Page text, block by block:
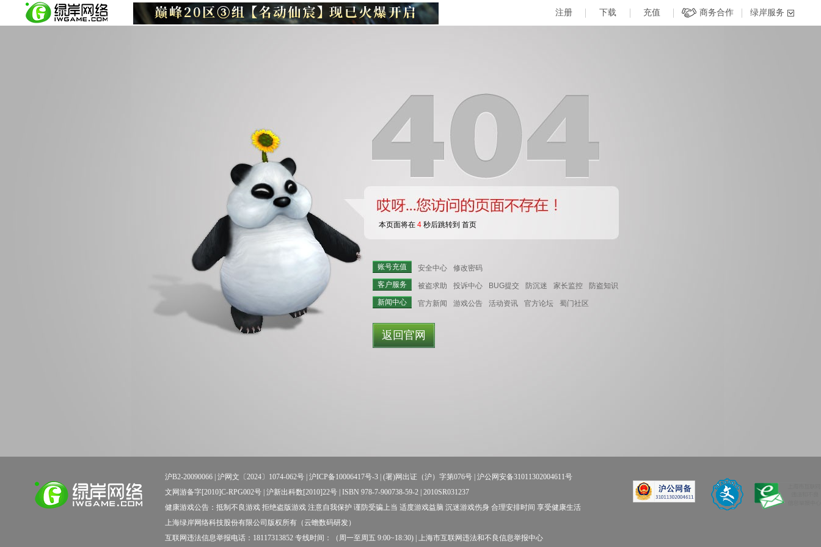
本页面将在 4 秒后跳转到 首页
账号充值 安全中心
修改密码
客户服务
被盗求助 投诉中心 BUG提交 防沉迷 家长监控
防盗知识
新闻中心
官方新闻 游戏公告 活动资讯 官方论坛 蜀门社区
返回官网
沪B2-20090066 | 沪网文〔2024〕1074-062号 沪ICP备10006417号-3 | (署)网出证（沪）字第076号 | 沪公网安备31011302004611号
文网游备字[2010]C-RPG002号 | 沪新出科数[2010]22号 | ISBN 978-7-900738-59-2 | 2010SR031237
健康游戏公告：抵制不良游戏 拒绝盗版游戏 注意自我保护 谨防受骗上当 适度游戏益脑 沉迷游戏伤身 合理安排时间 享受健康生活
上海绿岸网络科技股份有限公司版权所有（云蟾数码研发）
互联网违法信息举报电话：18117313852 专线时间：（周一至周五 9:00~18:30) | 上海市互联网违法和不良信息举报中心